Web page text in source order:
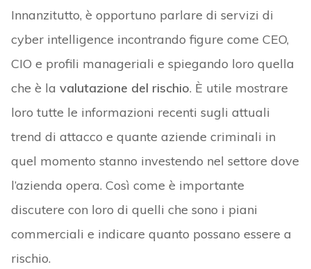
Innanzitutto, è opportuno parlare di servizi di
cyber intelligence incontrando figure come CEO,
CIO e profili manageriali e spiegando loro quella
che è la valutazione del rischio. È utile mostrare
loro tutte le informazioni recenti sugli attuali
trend di attacco e quante aziende criminali in
quel momento stanno investendo nel settore dove
l’azienda opera. Così come è importante
discutere con loro di quelli che sono i piani
commerciali e indicare quanto possano essere a
rischio.